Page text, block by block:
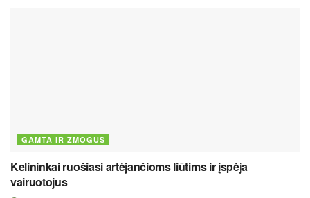
GAMTA IR ŽMOGUS
Kelininkai ruošiasi artėjančioms liūtims ir įspėja
vairuotojus